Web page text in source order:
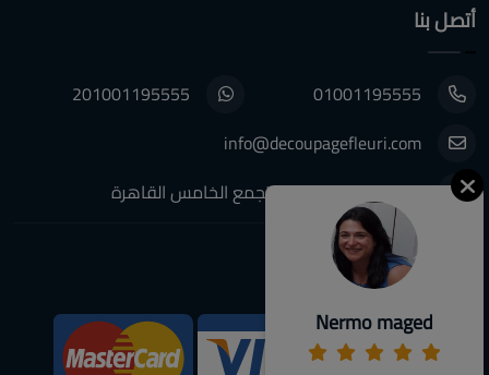
أتصل بنا
01001195555
201001195555
info@decoupagefleuri.com
٨٨ النرجس عمارات, التجمع الخامس القاهرة
We Accept:
Nermo maged